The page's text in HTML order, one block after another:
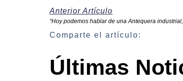
Anterior Artículo
“Hoy podemos hablar de una Antequera
Comparte el artículo:
Últimas